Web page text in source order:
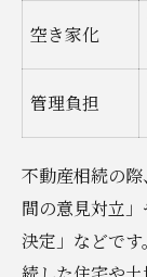
空き家化
管理負担
不動産相続の
間の意見対立
決定」などで